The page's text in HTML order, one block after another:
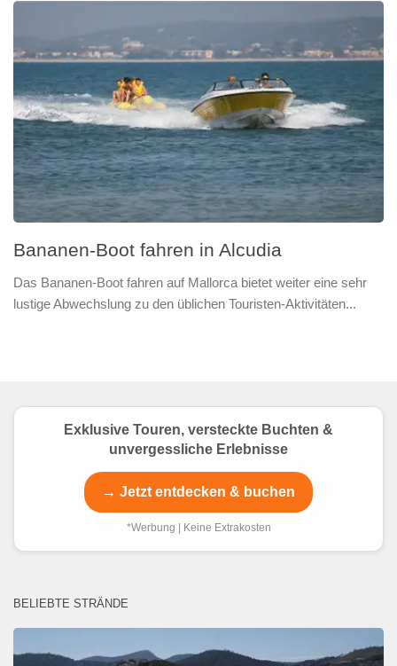
Bananen-Boot fahren in Alcudia
Das Bananen-Boot fahren auf Mallorca bietet weiter eine sehr
lustige Abwechslung zu den üblichen Touristen-Aktivitäten...
Exklusive Touren, versteckte Buchten &
unvergessliche Erlebnisse
→ Jetzt entdecken & buchen
*Werbung | Keine Extrakosten
BELIEBTE STRÄNDE